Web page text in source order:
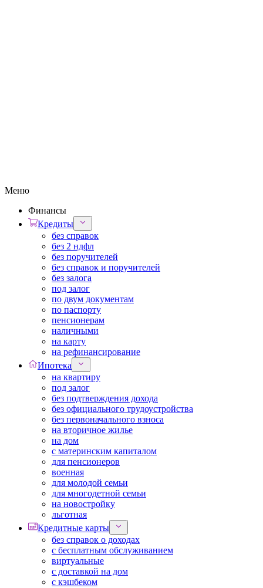
Меню
Финансы
Кредиты
без справок
без 2 ндфл
без поручителей
без справок и поручителей
без залога
под залог
по двум документам
по паспорту
пенсионерам
наличными
на карту
на рефинансирование
Ипотека
на квартиру
под залог
без подтверждения дохода
без официального трудоустройства
без первоначального взноса
на вторичное жилье
на дом
с материнским капиталом
для пенсионеров
военная
для молодой семьи
для многодетной семьи
на новостройку
льготная
Кредитные карты
без справок о доходах
с бесплатным обслуживанием
виртуальные
с доставкой на дом
с кэшбеком